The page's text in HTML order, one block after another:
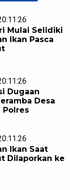
Mulai Selidiki
Ikan Pasca
Dugaan
Desa
Polres
Ikan Saat
Dilaporkan ke